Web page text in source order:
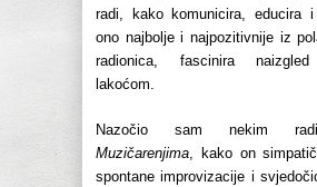
radi, kako komunicira, educira
ono najbolje i najpozitivnije iz
radionica, fascinira naizgled
lakoćom.
Nazočio sam nekim
Muzičarenjima , kako on
spontane improvizacije i